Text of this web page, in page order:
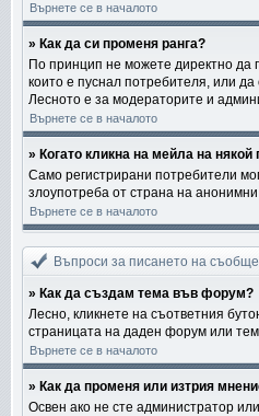
Върнете се в началото
» Как да си променя ранга?
По принцип не можете директно да
които е пуснал потребителя, или
Лесното е за модераторите и
Върнете се в началото
» Когато кликна на мейла на
Само регистрирани потребители
злоупотреба от страна на
Върнете се в началото
Въпроси за писането на
» Как да създам тема във форум?
Лесно, кликнете на съответния
страницата на даден форум или
Върнете се в началото
» Как да променя или изтрия
Освен ако не сте администратор